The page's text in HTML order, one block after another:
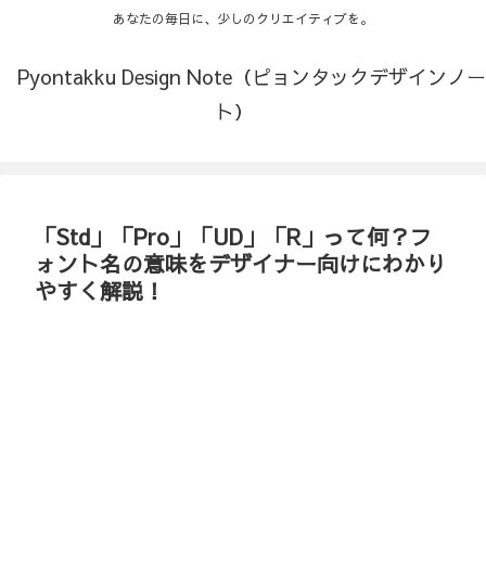
あなたの毎日に、少しのクリエイティブを。
Pyontakku Design Note（ピョンタックデザインノー
ト）
「Std」「Pro」「UD」「R」って何？フ
ォント名の意味をデザイナー向けにわかり
やすく解説！